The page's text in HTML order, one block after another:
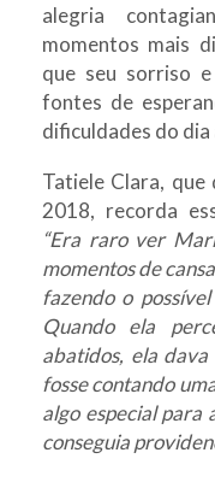
alegria
momentos mais
que seu sorriso
fontes de
dificuldades do
Tatiele Clara, que
2018, recorda
“Era raro ver
momentos de
fazendo o
Quando ela
abatidos, ela
fosse contando
algo especial para
conseguia